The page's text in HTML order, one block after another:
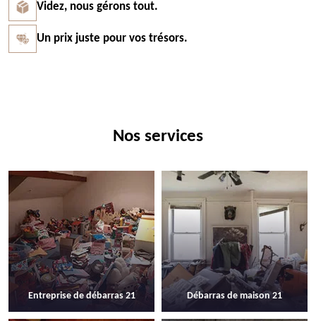
Videz, nous gérons tout.
Un prix juste pour vos trésors.
Nos services
Entreprise de débarras 21 Débarras de maison 21